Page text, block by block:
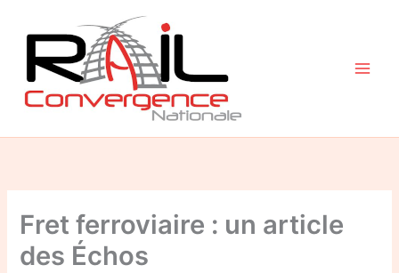
contenu
Fret ferroviaire : un article
des Échos